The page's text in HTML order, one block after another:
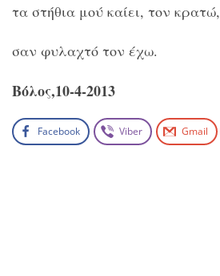
τα στήθια μού καίει, τον κρατώ,
σαν φυλαχτό τον έχω.
Βόλος,10-4-2013
Facebook Viber Gmail